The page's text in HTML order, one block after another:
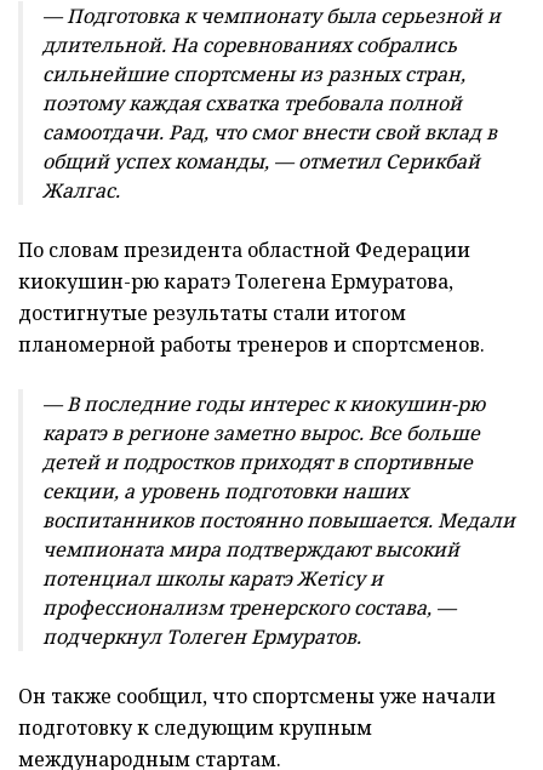
— Подготовка к чемпионату была серьезной и
длительной. На соревнованиях собрались
сильнейшие спортсмены из разных стран,
поэтому каждая схватка требовала полной
самоотдачи. Рад, что смог внести свой вклад в
общий успех команды, — отметил Серикбай
Жалгас.
По словам президента областной Федерации
киокушин-рю каратэ Толегена Ермуратова,
достигнутые результаты стали итогом
планомерной работы тренеров и спортсменов.
— В последние годы интерес к киокушин-рю
каратэ в регионе заметно вырос. Все больше
детей и подростков приходят в спортивные
секции, а уровень подготовки наших
воспитанников постоянно повышается. Медали
чемпионата мира подтверждают высокий
потенциал школы каратэ Жетісу и
профессионализм тренерского состава, —
подчеркнул Толеген Ермуратов.
Он также сообщил, что спортсмены уже начали
подготовку к следующим крупным
международным стартам.